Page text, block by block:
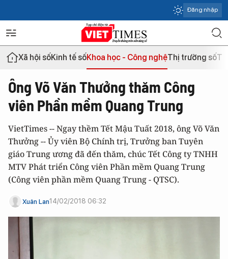
Đăng nhập
Xã hội sốKinh tế sốKhoa học - Công nghệThị trường số
Ông Võ Văn Thưởng thăm Công
viên Phần mềm Quang Trung
VietTimes -- Ngay thềm Tết Mậu Tuất 2018, ông Võ Văn
Thưởng -- Ủy viên Bộ Chính trị, Trưởng ban Tuyên
giáo Trung ương đã đến thăm, chúc Tết Công ty TNHH
MTV Phát triển Công viên Phần mềm Quang Trung
(Công viên phần mềm Quang Trung - QTSC).
Xuân Lan14/02/2018 06:32